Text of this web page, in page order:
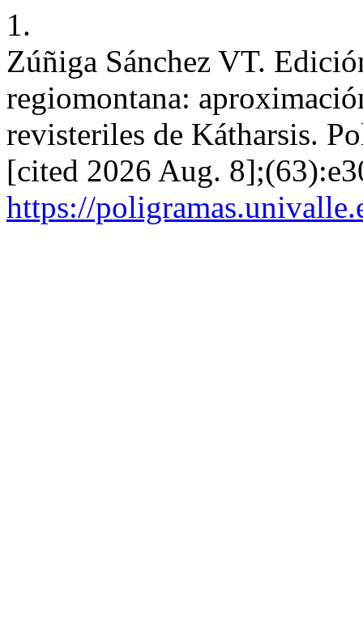
1.
Zúñiga Sánchez VT.
regiomontana:
revisteriles de Kátharsis.
[cited 2026 Aug.
https://